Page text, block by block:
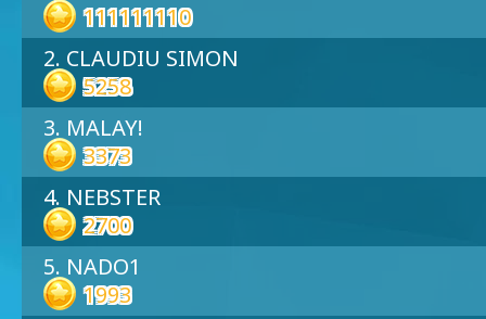
111111110
2. CLAUDIU SIMON
5258
3. MALAY!
3373
4. NEBSTER
2700
5. NADO1
1993